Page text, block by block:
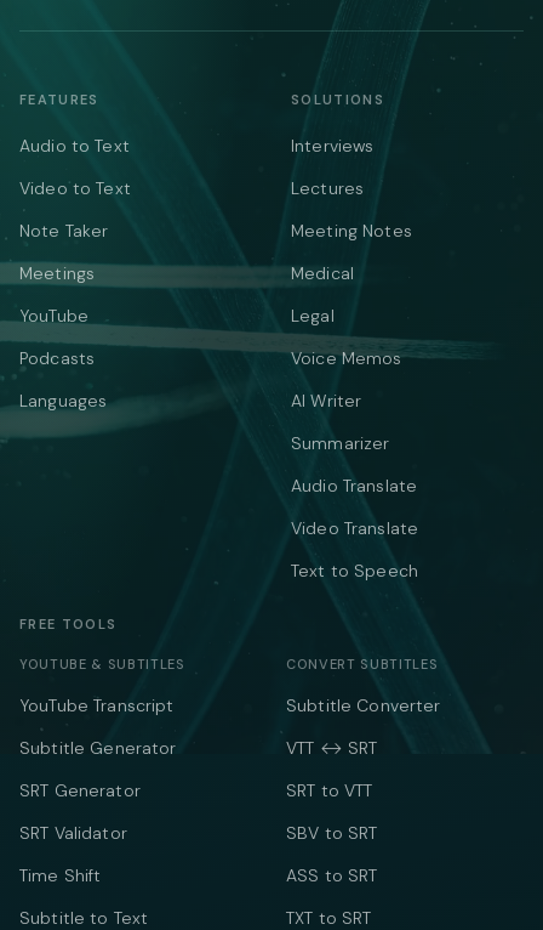
FEATURES
Audio to Text
Video to Text
Note Taker
Meetings
YouTube
Podcasts
Languages
SOLUTIONS
Interviews
Lectures
Meeting Notes
Medical
Legal
Voice Memos
AI Writer
Summarizer
Audio Translate
Video Translate
Text to Speech
FREE TOOLS
YOUTUBE & SUBTITLES
YouTube Transcript
Subtitle Generator
SRT Generator
SRT Validator
Time Shift
Subtitle to Text
CONVERT SUBTITLES
Subtitle Converter
VTT ↔ SRT
SRT to VTT
SBV to SRT
ASS to SRT
TXT to SRT